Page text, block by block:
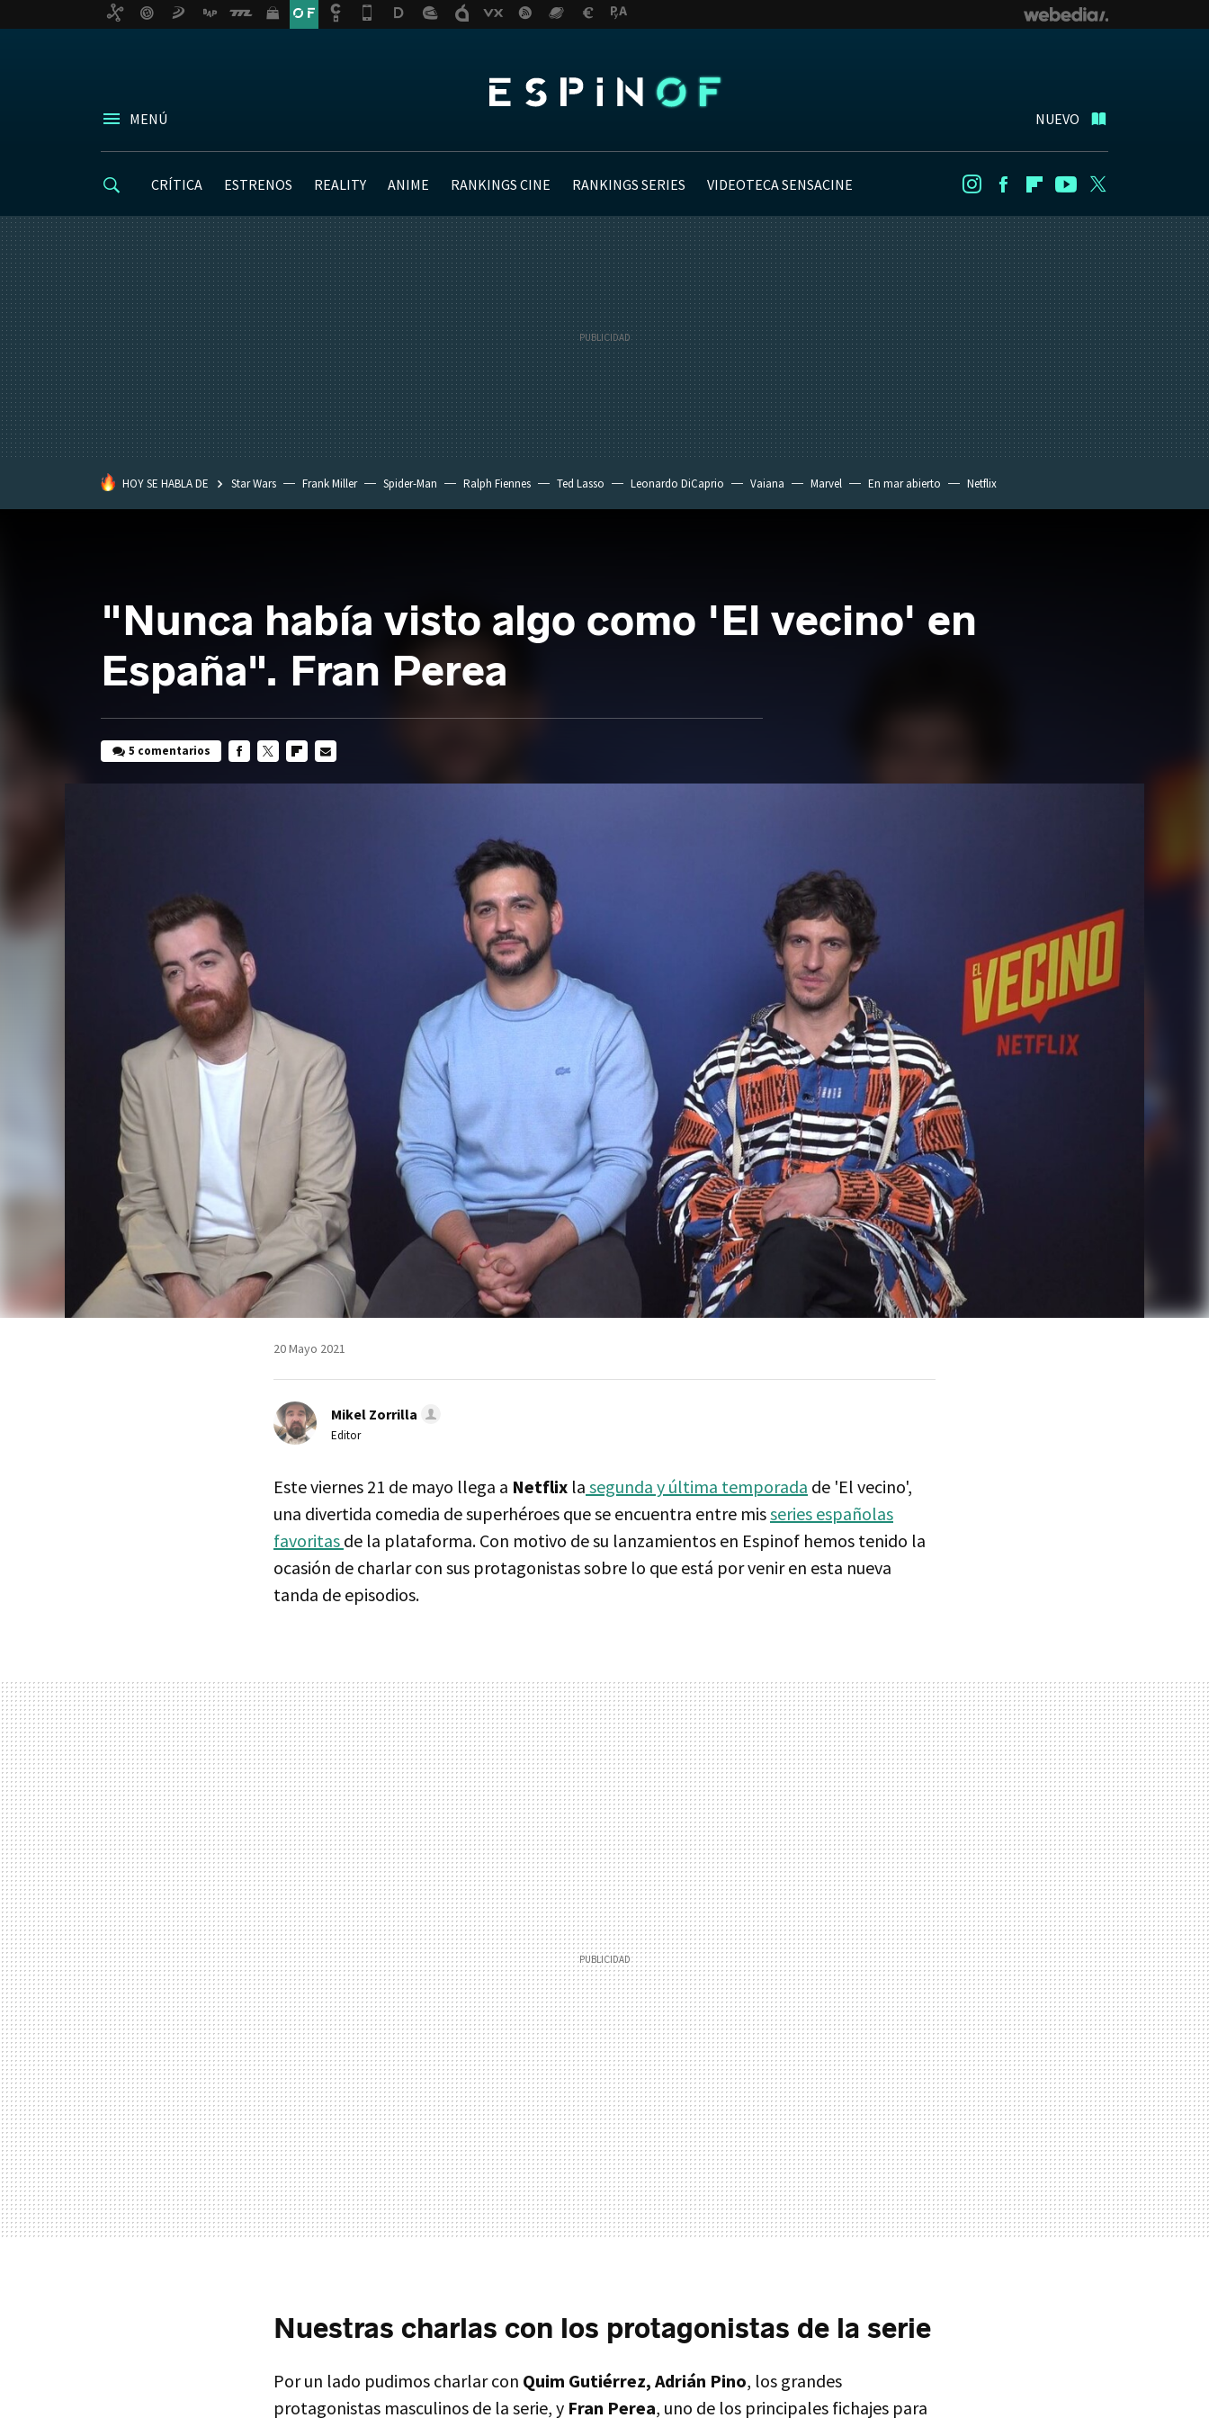
MENÚ NUEVO
CRÍTICA ESTRENOS REALITY ANIME RANKINGS CINE RANKINGS SERIES VIDEOTECA SENSACINE InstagramFacebookFlipboard
Youtube
HOY SE HABLA DE Star Wars Frank Miller Spider-Man Ralph Fiennes Ted Lasso Leonardo DiCaprio Vaiana Marvel En mar abierto Netflix
"Nunca había visto algo como 'El vecino' en
España". Fran Perea
5 comentarios
20 Mayo 2021
Mikel Zorrilla
Editor
Este viernes 21 de mayo llega a Netflix la segunda y última temporada de 'El vecino',
una divertida comedia de superhéroes que se encuentra entre misseries españolas
favoritas de la plataforma. Con motivo de su lanzamientos en Espinof hemos tenido la
ocasión de charlar con sus protagonistas sobre lo que está por venir en esta nueva
tanda de episodios.
Nuestras charlas con los protagonistas de la serie
Por un lado pudimos charlar con Quim Gutiérrez, Adrián Pino, los grandes
protagonistas masculinos de la serie, y Fran Perea, uno de los principales fichajes para